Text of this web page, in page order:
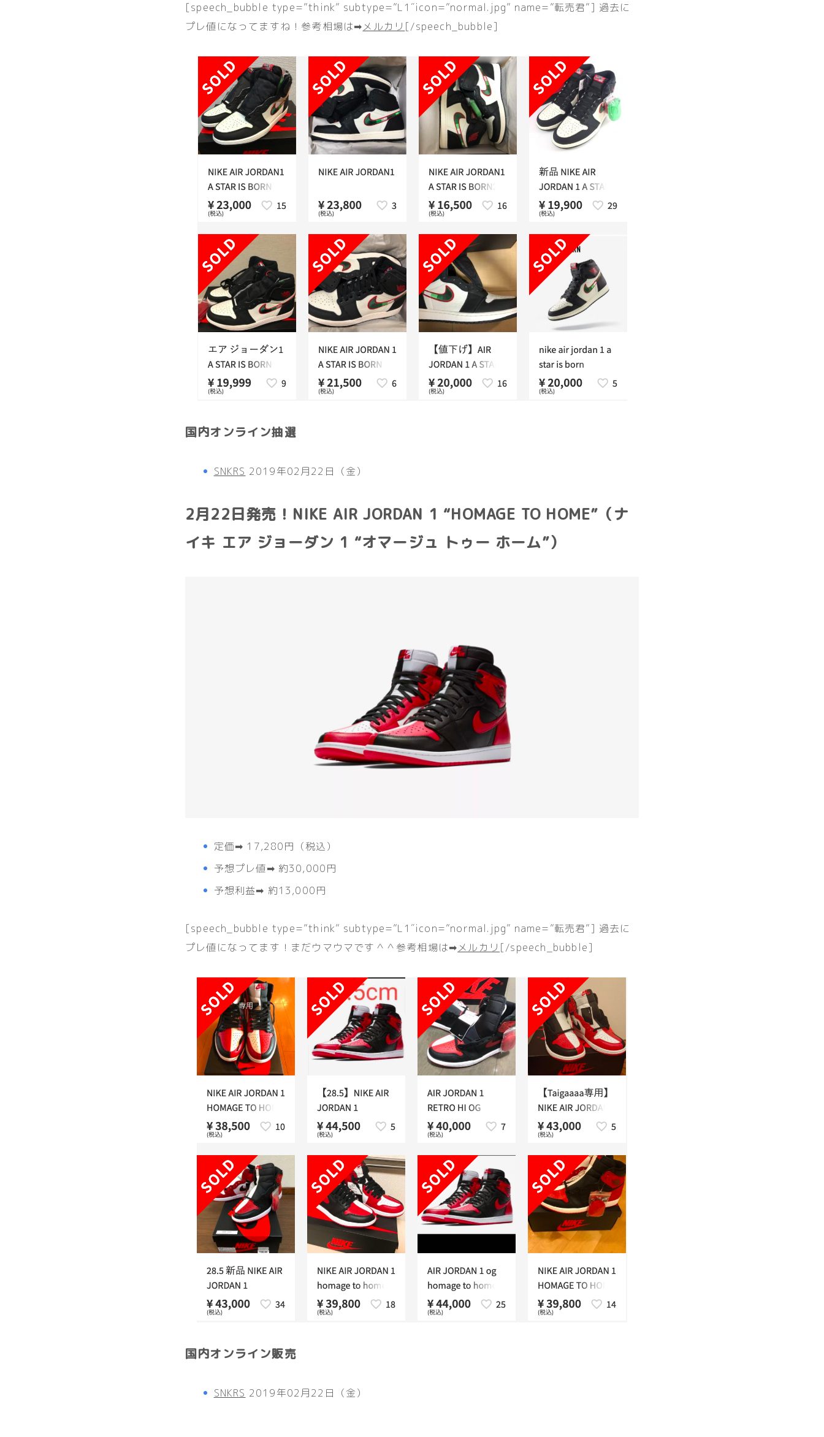
[speech_bubble type=”think” subtype=”L1″icon=”normal.jpg” name=”転売君”] 過去に
プレ値になってますね！参考相場は➡︎メルカリ [/speech_bubble]
国内オンライン抽選
SNKRS 2019年02月22日（金）
2月22日発売！NIKE AIR JORDAN 1 “HOMAGE TO HOME”（ナ
イキ エア ジョーダン 1 “オマージュ トゥー ホーム”）
定価➡︎ 17,280円（税込）
予想プレ値➡︎ 約30,000円
予想利益➡︎ 約13,000円
[speech_bubble type=”think” subtype=”L1″icon=”normal.jpg” name=”転売君”] 過去に
プレ値になってます！まだウマウマです＾＾参考相場は➡︎メルカリ [/speech_bubble]
国内オンライン販売
SNKRS 2019年02月22日（金）